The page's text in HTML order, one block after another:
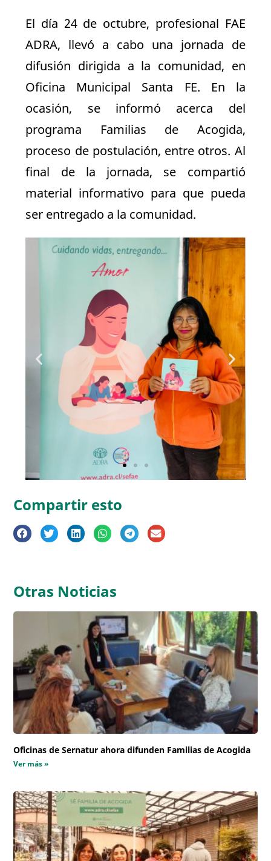
El día 24 de octubre, profesional FAE
ADRA, llevó a cabo una jornada de
difusión dirigida a la comunidad, en
Oficina Municipal Santa FE. En la
ocasión, se informó acerca del
programa Familias de Acogida,
proceso de postulación, entre otros. Al
final de la jornada, se compartió
material informativo para que pueda
ser entregado a la comunidad.
Compartir esto
Otras Noticias
Oficinas de Sernatur ahora difunden Familias de Acogida
Ver más »